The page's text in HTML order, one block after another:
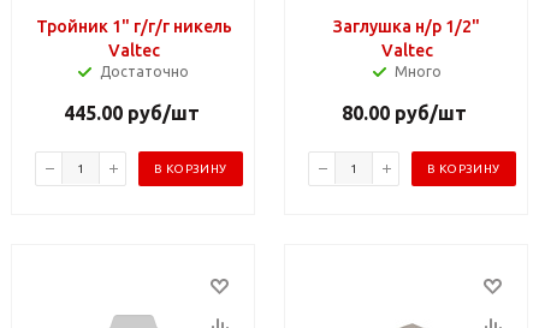
Тройник 1" г/г/г никель
Valtec
Достаточно
445.00руб/шт
В КОРЗИНУ
Заглушка н/р 1/2"
Valtec
Много
80.00 руб/шт
В КОРЗИНУ